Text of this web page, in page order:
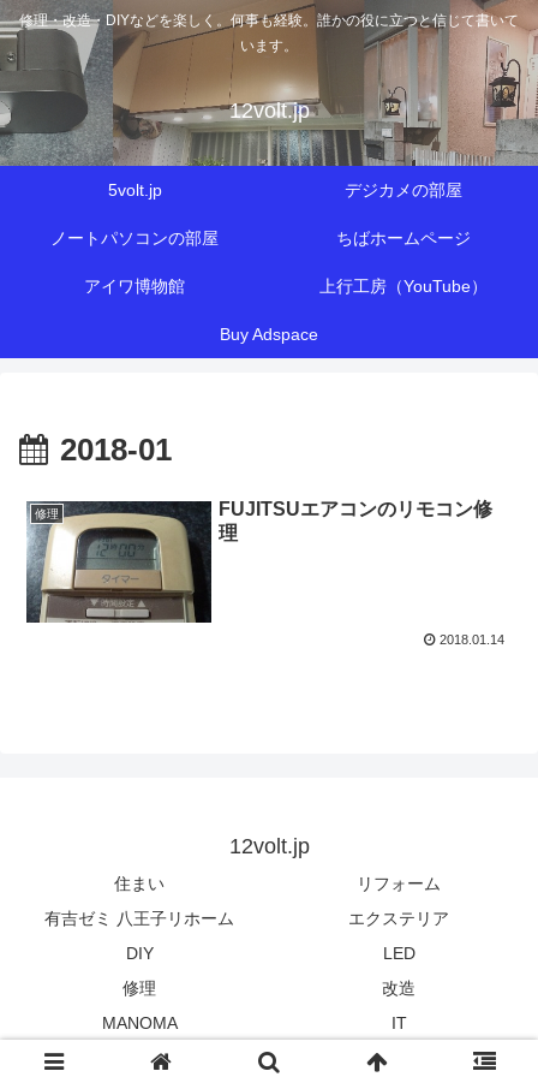
修理・改造・DIYなどを楽しく。何事も経験。誰かの役に立つと信じて書いて
います。
12volt.jp
5volt.jp デジカメの部屋
ノートパソコンの部屋 ちばホームページ
アイワ博物館 上行工房（YouTube）
Buy Adspace
2018-01
修理
FUJITSUエアコンのリモコン修
理
2018.01.14
12volt.jp
住まい
リフォーム
有吉ゼミ 八王子リホーム
エクステリア
DIY
LED
修理
改造
MANOMA
IT
© 2012 12volt.jp.